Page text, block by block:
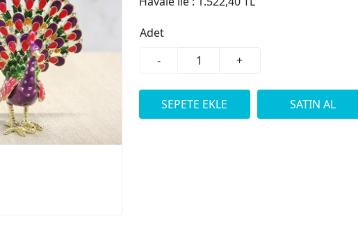
Adet
-
+